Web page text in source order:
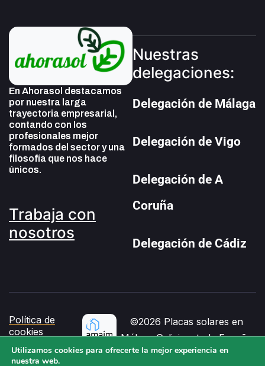
En Ahorasol destacamos
por nuestra larga
trayectoria empresarial,
contando con los
profesionales mejor
formados del sector y una
filosofía que nos hace
únicos.
Trabaja con
nosotros
Nuestras
delegaciones:
Delegación de Málaga
Delegación de Vigo
Delegación de A
Coruña
Delegación de Cádiz
Política de
cookies
Aviso legal
©2026 Placas solares en
Málaga Galicia y toda España
Horario de atención al cliente
Utilizamos cookies para ofrecerte la mejor experiencia en
nuestra web.